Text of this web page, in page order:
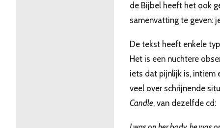
de Bijbel heeft het ook
samenvatting te geven:
De tekst heeft enkele
Het is een nuchtere
iets dat pijnlijk is, intiem
veel over schrijnende
Candle, van dezelfde cd: